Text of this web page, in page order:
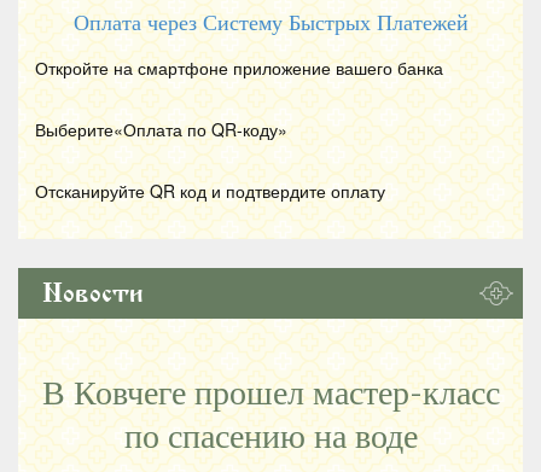
Оплата через Систему Быстрых Платежей
Откройте на смартфоне приложение вашего банка
Выберите«Оплата по QR-коду»
Отсканируйте QR код и подтвердите оплату
Новости
В Ковчеге прошел мастер-класс
по спасению на воде